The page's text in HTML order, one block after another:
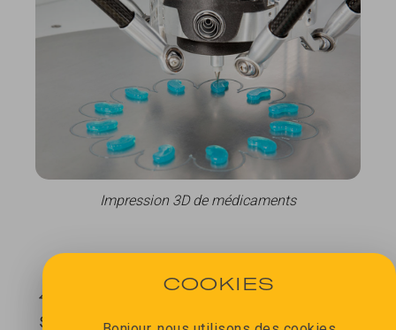
Impression 3D de médicaments
4 MILLIONS D'EUROS EN
SÉRIE A
COOKIES